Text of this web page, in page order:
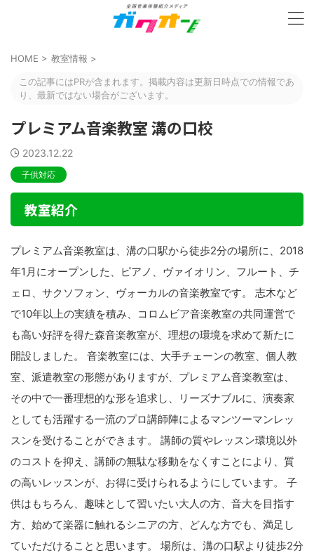
HOME > 教室情報 >
この記事にはPRが含まれます。掲載内容は更新日時点での情報であ
り、最新ではない場合がございます。
プレミアム音楽教室 溝の口校
2023.12.22
子供対応
教室紹介
プレミアム音楽教室は、溝の口駅から徒歩2分の場所に、2018
年1月にオープンした、ピアノ、ヴァイオリン、フルート、チ
ェロ、サクソフォン、ヴォーカルの音楽教室です。 志木など
で10年以上の実績を積み、コロムビア音楽教室の共同運営で
も高い好評を得た森音楽教室が、理想の環境を求めて新たに
開設しました。 音楽教室には、大手チェーンの教室、個人教
室、派遣教室の形態がありますが、プレミアム音楽教室は、
その中で一番理想的な形を追求し、リーズナブルに、演奏家
としても活躍する一流のプロ講師陣によるマンツーマンレッ
スンを受けることができます。 講師の質やレッスン環境以外
のコストを抑え、講師の無駄な移動をなくすことにより、質
の高いレッスンが、お得に受けられるようにしています。 子
供はもちろん、趣味として習いたい大人の方、音大を目指す
方、始めて楽器に触れるシニアの方、どんな方でも、満足し
ていただけることと思います。 場所は、溝の口駅より徒歩2分